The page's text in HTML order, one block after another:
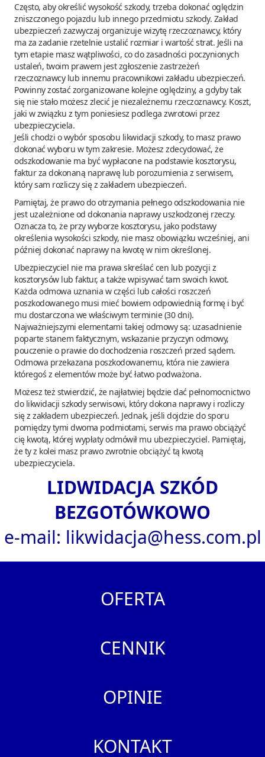
Często, aby określić wysokość szkody, trzeba dokonać oględzin
zniszczonego pojazdu lub innego przedmiotu szkody. Zakład
ubezpieczeń zazwyczaj organizuje wizytę rzeczoznawcy, który
ma za zadanie rzetelnie ustalić rozmiar i wartość strat. Jeśli na
tym etapie masz wątpliwości, co do zasadności poczynionych
ustaleń, twoim prawem jest zgłoszenie zastrzeżeń
rzeczoznawcy lub innemu pracownikowi zakładu ubezpieczeń.
Powinny zostać zorganizowane kolejne oględziny, a gdyby tak
się nie stało możesz zlecić je niezależnemu rzeczoznawcy. Koszt,
jaki w związku z tym poniesiesz podlega zwrotowi przez
ubezpieczyciela.
Jeśli chodzi o wybór sposobu likwidacji szkody, to masz prawo
dokonać wyboru w tym zakresie. Możesz zdecydować, że
odszkodowanie ma być wypłacone na podstawie kosztorysu,
faktur za dokonaną naprawę lub porozumienia z serwisem,
który sam rozliczy się z zakładem ubezpieczeń.
Pamiętaj, że prawo do otrzymania pełnego odszkodowania nie
jest uzależnione od dokonania naprawy uszkodzonej rzeczy.
Oznacza to, że przy wyborze kosztorysu, jako podstawy
określenia wysokości szkody, nie masz obowiązku wcześniej, ani
później dokonać naprawy na kwotę w nim określonej.
Ubezpieczyciel nie ma prawa skreślać cen lub pozycji z
kosztorysów lub faktur, a także wpisywać tam swoich kwot.
Każda odmowa uznania w części lub całości roszczeń
poszkodowanego musi mieć bowiem odpowiednią formę i być
mu dostarczona we właściwym terminie (30 dni).
Najważniejszymi elementami takiej odmowy są: uzasadnienie
poparte stanem faktycznym, wskazanie przyczyn odmowy,
pouczenie o prawie do dochodzenia roszczeń przed sądem.
Odmowa przekazana poszkodowanemu, która nie zawiera
któregoś z elementów może być łatwo podważona.
Możesz też stwierdzić, że najłatwiej będzie dać pełnomocnictwo
do likwidacji szkody serwisowi, który dokona naprawy i rozliczy
się z zakładem ubezpieczeń. Jednak, jeśli dojdzie do sporu
pomiędzy tymi dwoma podmiotami, serwis ma prawo obciążyć
cię kwotą, której wypłaty odmówił mu ubezpieczyciel. Pamiętaj,
że ty z kolei masz prawo zwrotnie obciążyć tą kwotą
ubezpieczyciela.
LIDWIDACJA SZKÓD
BEZGOTÓWKOWO
e-mail: likwidacja@hess.com.pl
OFERTA
CENNIK
OPINIE
KONTAKT